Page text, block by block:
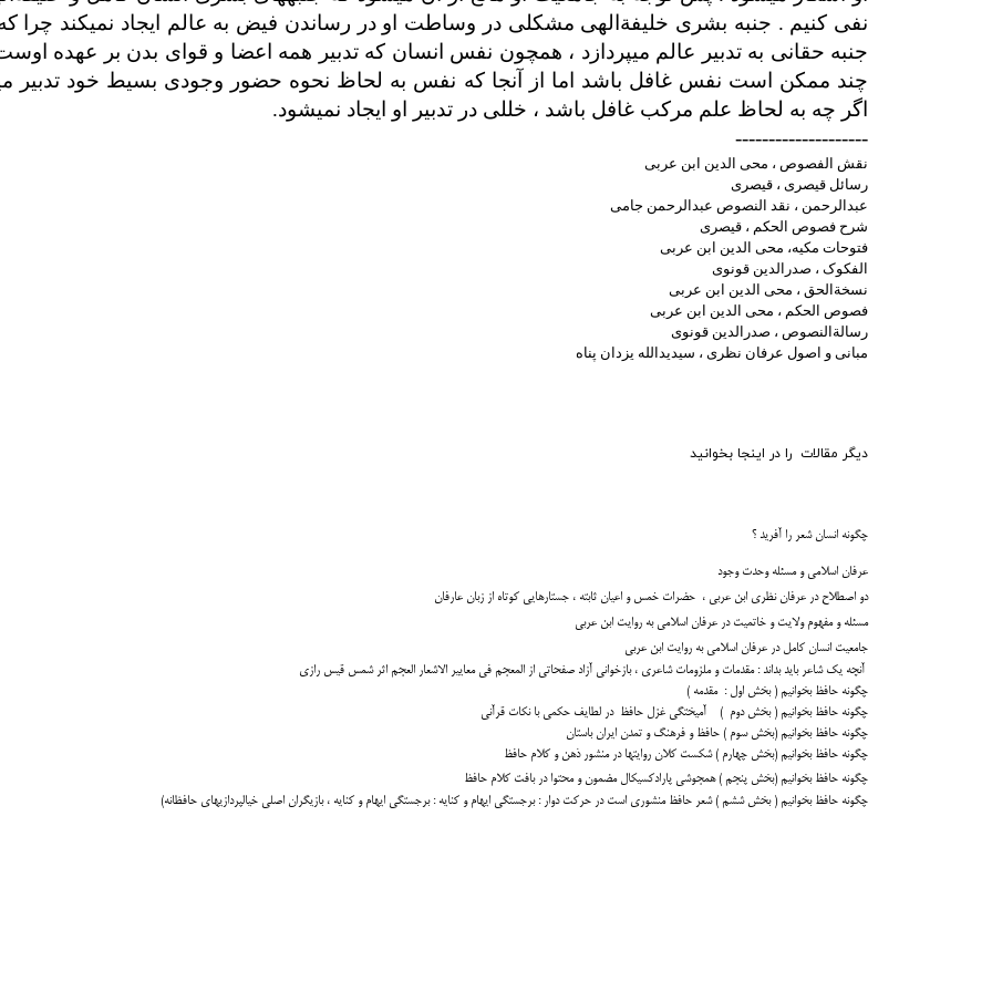
نفی کنیم . جنبه بشری خلیفةالهی مشکلی در وساطت او در رساندن فیض به عالم ایجاد نمی­کند چرا که
جنبه حقانی به تدبیر عالم می­پردازد ، همچون نفس انسان که تدبیر همه اعضا و قوای بدن بر عهده
چند ممکن است نفس غافل باشد اما از آنجا که نفس به لحاظ نحوه حضور وجودی بسیط خود تدبیر
اگر چه به لحاظ علم مرکب غافل باشد ، خللی در تدبیر او ایجاد نمی­شود.
--------------------
نقش الفصوص ، محی الدین ابن عربی
رسائل قیصری ، قیصری
عبدالرحمن ، نقد النصوص عبدالرحمن جامی
شرح فصوص الحکم ، قیصری
فتوحات مکيه، محی الدین ابن عربی
الفکوک ، صدرالدین قونوی
نسخةالحق ، محی الدین ابن عربی
فصوص الحکم ، محی الدین ابن عربی
رسالةالنصوص ، صدرالدین قونوی
مبانی و اصول عرفان نظری ، سیدیدالله یزدان پناه
دیگر مقالات را در اینجا بخوانید
چگونه انسان شعر را آفرید ؟
عرفان اسلامی و مسئله وحدت وجود
دو اصطلاح در عرفان نظری ابن عربی ، حضرات خمس و اعیان ثابته ، جستارهایی کوتاه از زبان عارفان
مسئله و مفهوم ولایت و خاتمیت در عرفان اسلامی به روایت ابن عربی
جامعیت انسان کامل در عرفان اسلامی به روایت ابن عربی
آنچه یک شاعر باید بداند : مقدمات و ملزومات شاعری ، بازخوانی آزاد صفحاتی از المعجم فی معاییر الاشعار العجم اثر شمس قیس رازی
چگونه حافظ بخوانیم ( بخش اول : مقدمه )
چگونه حافظ بخوانیم ( بخش دوم ) آمیختگی غزل حافظ در لطایف حکمی با نکات قرآنی
چگونه حافظ بخوانیم (بخش سوم ) حافظ و فرهنگ و تمدن ایران باستان
چگونه حافظ بخوانیم (بخش چهارم ) شکست کلان روایتها در منشور ذهن و کلام حافظ
چگونه حافظ بخوانیم (بخش پنجم ) همجوشی پارادکسیکال مضمون و محتوا در بافت کلام حافظ
چگونه حافظ بخوانیم ( بخش ششم ) شعر حافظ منشوری است در حرکت دوار : برجستگی ایهام و کنایه : برجستگی ایهام و کنایه ، بازیگران اصلی خیالپردازیهای حافظانه)